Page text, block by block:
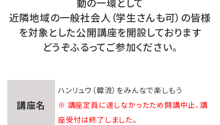
近隣地域の一般社会人（学生さんも可）の皆様
を対象とした公開講座を開設しております
どうぞふるってご参加ください。
講座名
ハンリュウ（韓流）をみんなで楽しもう
※ 講座定員に達しなかったため開講中止、講
座受付は終了しました。